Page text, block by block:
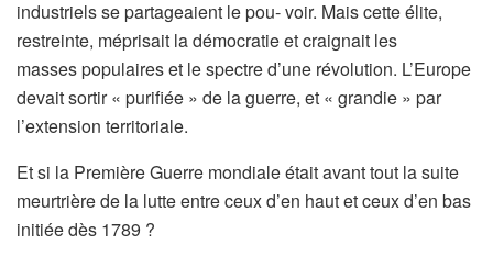
industriels se partageaient le pou- voir. Mais cette élite,
restreinte, méprisait la démocratie et craignait les
masses populaires et le spectre d’une révolution. L’Europe
devait sortir « purifiée » de la guerre, et « grandie » par
l’extension territoriale.
Et si la Première Guerre mondiale était avant tout la suite
meurtrière de la lutte entre ceux d’en haut et ceux d’en bas
initiée dès 1789 ?